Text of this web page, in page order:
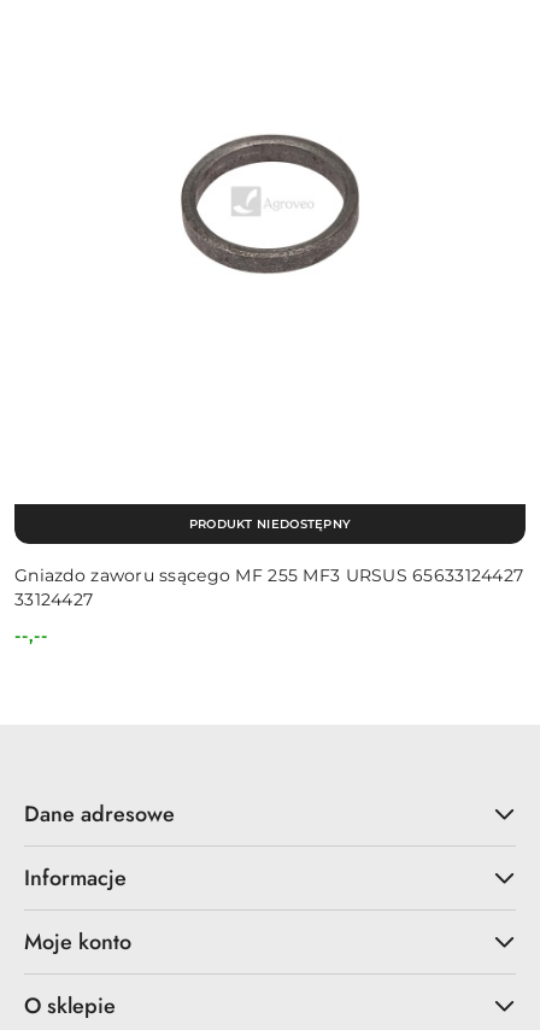
Gniazdo zaworu ssącego MF 255 MF3 URSUS 65633124427
33124427
Cena:
--,--
PRODUKT NIEDOSTĘPNY
Dane adresowe
Informacje
Moje konto
O sklepie